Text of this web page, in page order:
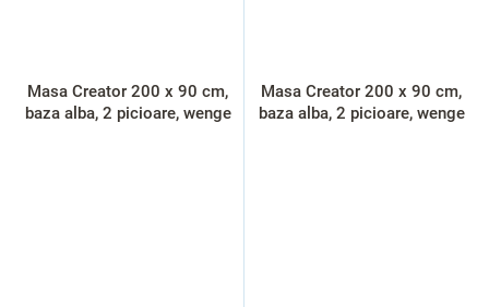
Masa Creator 200 x 90 cm,
baza alba, 2 picioare, wenge
Masa Creator 200 x 90 cm,
baza alba, 2 picioare, wenge